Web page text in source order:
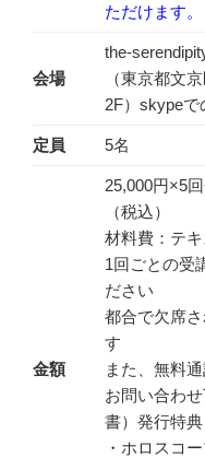
ただけます。
会場
the-
（東京都文
2F）skypeで
定員 5名
金額
25,000円×5
（税込）
材料費：テ
1回ごとの受
ださい
都合で欠席
す
また、無料
お問い合わ
書）発行特典
・ホロスコ